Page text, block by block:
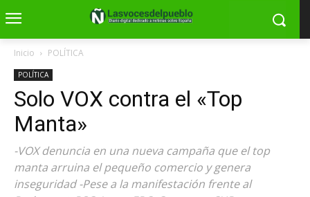
Inicio POLÍTICA
POLÍTICA
Solo VOX contra el «Top
Manta»
-VOX denuncia en una nueva campaña que el top
manta arruina el pequeño comercio y genera
inseguridad -Pese a la manifestación frente al